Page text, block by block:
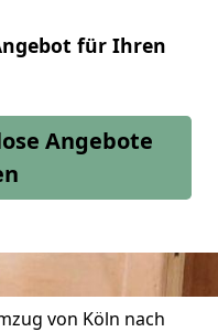
für Ihren
Angebote
von Köln nach